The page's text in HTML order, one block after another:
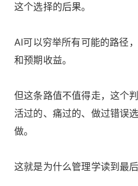
这个选择的后果。
AI可以穷举所有可能的路径
和预期收益。
但这条路值不值得走，这个
活过的、痛过的、做过错误
做。
这就是为什么管理学读到最